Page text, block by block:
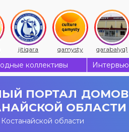
jitiqara qamysty qarabalyq1
коллективы Интервью
ПОРТАЛ ДОМОВ
ОБЛАСТИ
области